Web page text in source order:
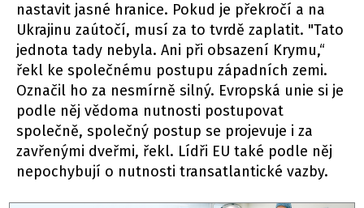
nastavit jasné hranice. Pokud je překročí a na
Ukrajinu zaútočí, musí za to tvrdě zaplatit. "Tato
jednota tady nebyla. Ani při obsazení Krymu,“
řekl ke společnému postupu západních zemi.
Označil ho za nesmírně silný. Evropská unie si je
podle něj vědoma nutnosti postupovat
společně, společný postup se projevuje i za
zavřenými dveřmi, řekl. Lídři EU také podle něj
nepochybují o nutnosti transatlantické vazby.